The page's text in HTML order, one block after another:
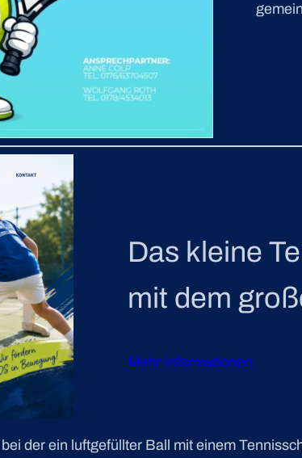
Das kleine
mit dem
Mehr Informationen
der ein luftgefüllter Ball mit einem